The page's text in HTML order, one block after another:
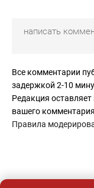
Все комментарии
задержкой 2-10
Редакция
вашего
Правила